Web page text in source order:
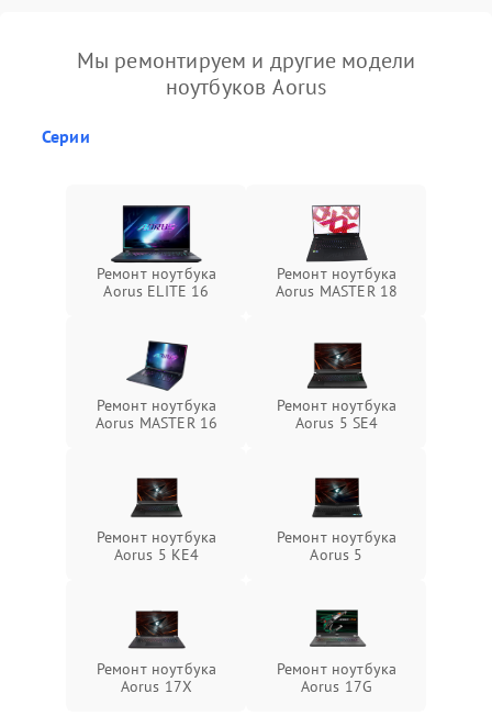
Мы ремонтируем и другие модели
ноутбуков Aorus
Серии
Ремонт ноутбука
Aorus ELITE 16
Ремонт ноутбука
Aorus MASTER 18
Ремонт ноутбука
Aorus MASTER 16
Ремонт ноутбука
Aorus 5 SE4
Ремонт ноутбука
Aorus 5 KE4
Ремонт ноутбука
Aorus 5
Ремонт ноутбука
Aorus 17X
Ремонт ноутбука
Aorus 17G